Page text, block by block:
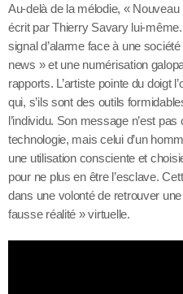
Au-delà de la mélodie, «
écrit par Thierry Savary lui-
signal d’alarme face à une
news » et une numérisation
rapports. L’artiste pointe du doigt
qui, s’ils sont des outils
l’individu. Son message n’est
technologie, mais celui d’un
une utilisation consciente et
pour ne plus en être l’esclave.
dans une volonté de retrouver
fausse réalité » virtuelle.